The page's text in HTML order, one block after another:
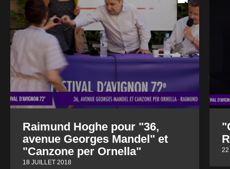
Raimund Hoghe pour "36,
avenue Georges Mandel" et
"Canzone per Ornella"
18 JUILLET 2018
22